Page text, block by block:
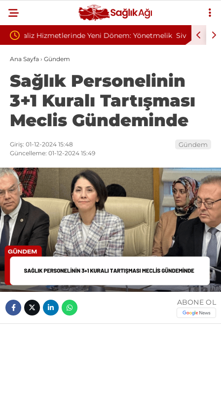
Yönetmelik Sivilce Sandı, Cilt Kanseri Çıktı: Ameliyattan 60
Dikişle Uyandı
Ana Sayfa › Gündem
Sağlık Personelinin
3+1 Kuralı Tartışması
Meclis Gündeminde
Giriş: 01-12-2024 15:48
Güncelleme: 01-12-2024 15:49
Gündem
ABONE OL